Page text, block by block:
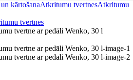
kārtošanaAtkritumu tvertnesAtkritumu
tvertnes